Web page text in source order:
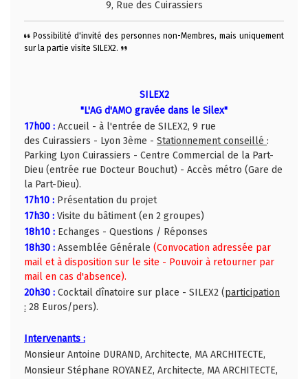
9, Rue des Cuirassiers
Possibilité d'invité des personnes non-Membres, mais uniquement
sur la partie visite SILEX2.
SILEX2
"L'AG d'AMO gravée dans le Silex"
17h00 : Accueil - à l'entrée de SILEX2, 9 rue
des Cuirassiers - Lyon 3ème - Stationnement conseillé :
Parking Lyon Cuirassiers - Centre Commercial de la Part-
Dieu (entrée rue Docteur Bouchut) - Accès métro (Gare de
la Part-Dieu).
17h10 : Présentation du projet
17h30 : Visite du bâtiment (en 2 groupes)
18h10 : Echanges - Questions / Réponses
18h30 : Assemblée Générale (Convocation adressée par
mail et à disposition sur le site - Pouvoir à retourner par
mail en cas d'absence).
20h30 : Cocktail dînatoire sur place - SILEX2 (participation
: 28 Euros/pers).
Intervenants :
Monsieur Antoine DURAND, Architecte, MA ARCHITECTE,
Monsieur Stéphane ROYANEZ, Architecte, MA ARCHITECTE,